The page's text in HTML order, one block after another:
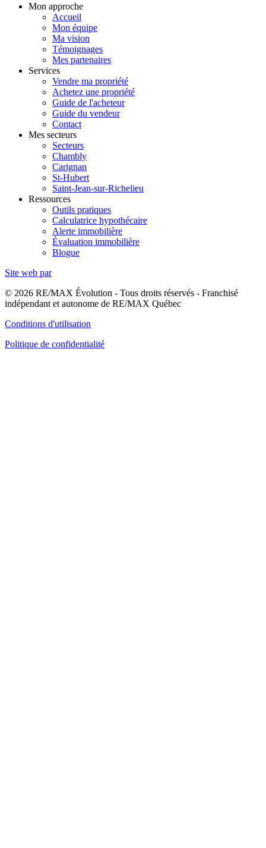
Mon approche
Accueil
Mon équipe
Ma vision
Témoignages
Mes partenaires
Services
Vendre ma propriété
Achetez une propriété
Guide de l'acheteur
Guide du vendeur
Contact
Mes secteurs
Secteurs
Chambly
Carignan
St-Hubert
Saint-Jean-sur-Richelieu
Ressources
Outils pratiques
Calculatrice hypothécaire
Alerte immobilière
Évaluation immobilière
Blogue
Site web par
© 2026 RE/MAX Évolution - Tous droits réservés - Franchisé
indépendant et autonome de RE/MAX Québec
Conditions d'utilisation
Politique de confidentialité